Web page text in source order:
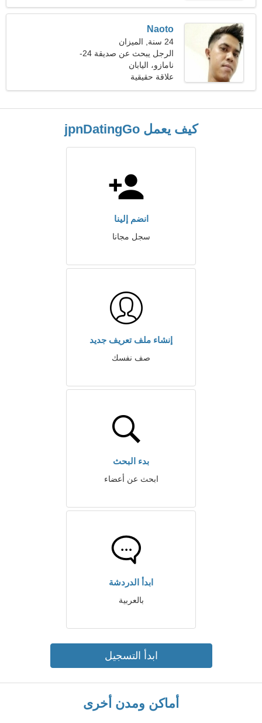
Naoto
24 سنة, الميزان
الرجل يبحث عن صديقة 24-
31
نامازو، اليابان
علاقة حقيقية
كيف يعمل jpnDatingGo
انضم إلينا
سجل مجانا
إنشاء ملف تعريف جديد
صف نفسك
بدء البحث
ابحث عن أعضاء
ابدأ الدردشة
بالعربية
ابدأ التسجيل
أماكن ومدن أخرى